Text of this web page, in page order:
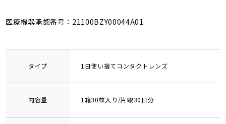
医療機器承認番号：21100BZY00044A01
タイプ 1日使い捨てコンタクトレンズ
内容量 1箱30枚入り/片眼30日分